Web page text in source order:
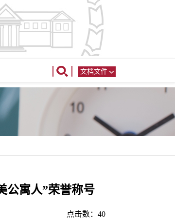
文档文件
公寓人”荣誉称号
点击数：40